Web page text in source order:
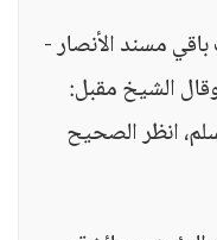
مسند الأنصار -
الشيخ مقبل:
انظر الصحيح